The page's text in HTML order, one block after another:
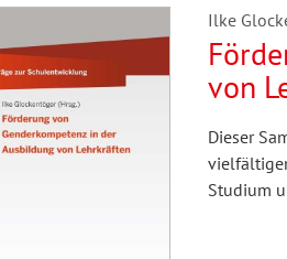
Ilke
von
Dieser
Studium